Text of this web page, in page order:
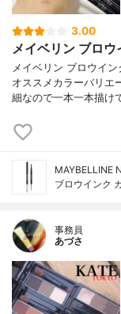
3.00
メイベリン ブロ
メイベリン ブロウイ
オススメカラーバリエ
細なので一本一本描け
MAYBELLINE
ブロウインク
事務員
あづさ